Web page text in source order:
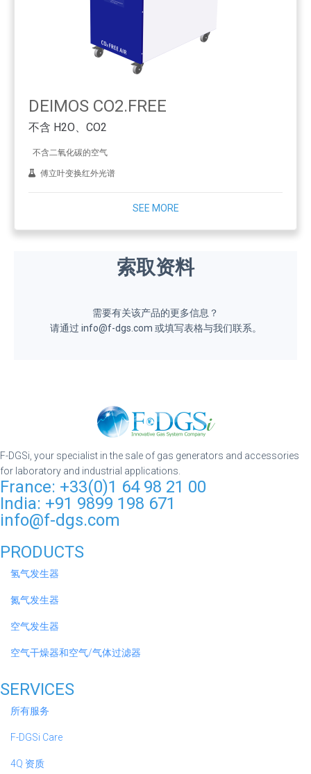
DEIMOS CO2.FREE
不含 H2O、CO2
不含二氧化碳的空气
傅立叶变换红外光谱
SEE MORE
索取资料
需要有关该产品的更多信息？
请通过 info@f-dgs.com 或填写表格与我们联系。
F-DGSi, your specialist in the sale of gas generators and accessories
for laboratory and industrial applications.
France: +33(0)1 64 98 21 00
India: +91 9899 198 671
info@f-dgs.com
PRODUCTS
氢气发生器
氮气发生器
空气发生器
空气干燥器和空气/气体过滤器
SERVICES
所有服务
F-DGSi Care
4Q 资质